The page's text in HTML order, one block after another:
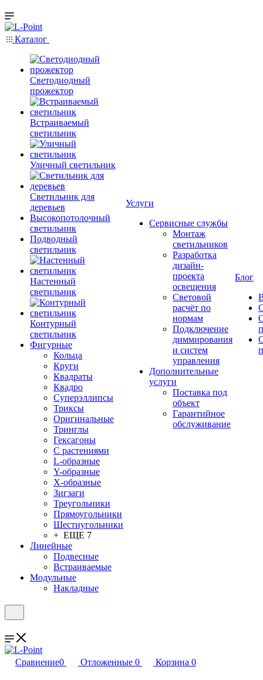
Каталог
Светодиодный
прожектор
Встраиваемый
светильник
Уличный светильник
Светильник для
деревьев
Высокопотолочный
светильник
Подводный
светильник
Настенный
светильник
Контурный
светильник
Фигурные
Кольца
Круги
Квадраты
Квадро
Суперэллипсы
Триксы
Оригинальные
Тринглы
Гексагоны
С растениями
L-образные
Y-образные
X-образные
Зигзаги
Треугольники
Прямоугольники
Шестиугольники
+ ЕЩЕ 7
Линейные
Подвесные
Встраиваемые
Модульные
Накладные
Услуги
Сервисные службы
Монтаж
светильников
Разработка
дизайн-
проекта
освещения
Световой
расчёт по
нормам
Подключение
диммирования
и систем
управления
Дополнительные
услуги
Поставка под
объект
Гарантийное
обслуживание
Блог
Сравнение0 Отложенные 0 Корзина 0